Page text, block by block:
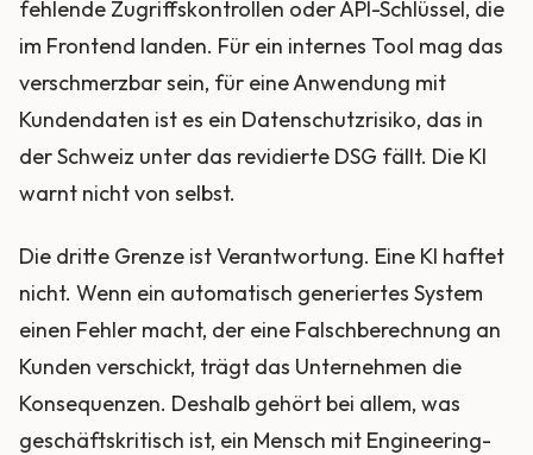
fehlende Zugriffskontrollen oder API-Schlüssel, die
im Frontend landen. Für ein internes Tool mag das
verschmerzbar sein, für eine Anwendung mit
Kundendaten ist es ein Datenschutzrisiko, das in
der Schweiz unter das revidierte DSG fällt. Die KI
warnt nicht von selbst.
Die dritte Grenze ist Verantwortung. Eine KI haftet
nicht. Wenn ein automatisch generiertes System
einen Fehler macht, der eine Falschberechnung an
Kunden verschickt, trägt das Unternehmen die
Konsequenzen. Deshalb gehört bei allem, was
geschäftskritisch ist, ein Mensch mit Engineering-